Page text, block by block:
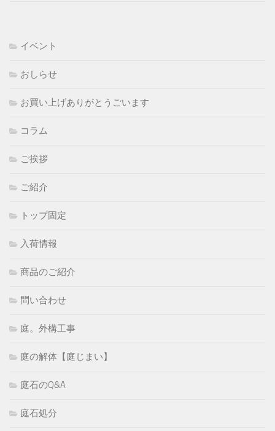
イベント
おしらせ
お買い上げありがとうごいます
コラム
ご挨拶
ご紹介
トップ固定
入荷情報
商品のご紹介
問い合わせ
庭。外構工事
庭の解体【庭じまい】
庭石のQ&A
庭石処分